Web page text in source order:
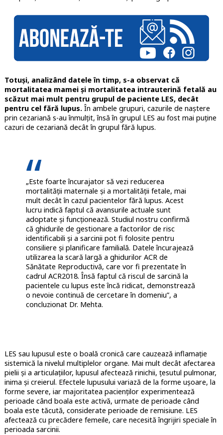
Totuși, analizând datele în timp, s-a observat că
mortalitatea mamei și mortalitatea intrauterină fetală au
scăzut mai mult pentru grupul de paciente LES, decât
pentru cel fără lupus.În ambele grupuri, cazurile de naștere
prin cezariană s-au înmulțit, însă în grupul LES au fost mai puține
cazuri de cezariană decât în grupul fără lupus.
„Este foarte încurajator să vezi reducerea
mortalității maternale și a mortalității fetale, mai
mult decât în cazul pacientelor fără lupus. Acest
lucru indică faptul că avansurile actuale sunt
adoptate și funcționează. Studiul nostru confirmă
că ghidurile de gestionare a factorilor de risc
identificabili și a sarcinii pot fi folosite pentru
consiliere și planificare familială. Datele încurajează
utilizarea la scară largă a ghidurilor ACR de
Sănătate Reproductivă, care vor fi prezentate în
cadrul ACR2018. Însă faptul că riscul de sarcină la
pacientele cu lupus este încă ridicat, demonstrează
o nevoie continuă de cercetare în domeniu”, a
concluzionat Dr. Mehta.
LES sau lupusul este o boală cronică care cauzează inflamație
sistemică la nivelul multiplelor organe. Mai mult decât afectarea
pielii și a articulațiilor, lupusul afectează rinichii, țesutul pulmonar,
inima și creierul. Efectele lupusului variază de la forme ușoare, la
forme severe, iar majoritatea pacienților experimentează
perioade când boala este activă, urmate de perioade când
boala este tăcută, considerate perioade de remisiune. LES
afectează cu precădere femeile, care necesită îngrijiri speciale în
perioada sarcinii.